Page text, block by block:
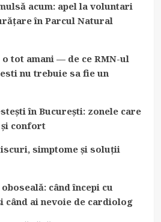
acum: apel la voluntari
în Parcul Natural
tot amani — de ce RMN-ul
nu trebuie sa fie un
în București: zonele care
confort
simptome și soluții
când începi cu
când ai nevoie de cardiolog